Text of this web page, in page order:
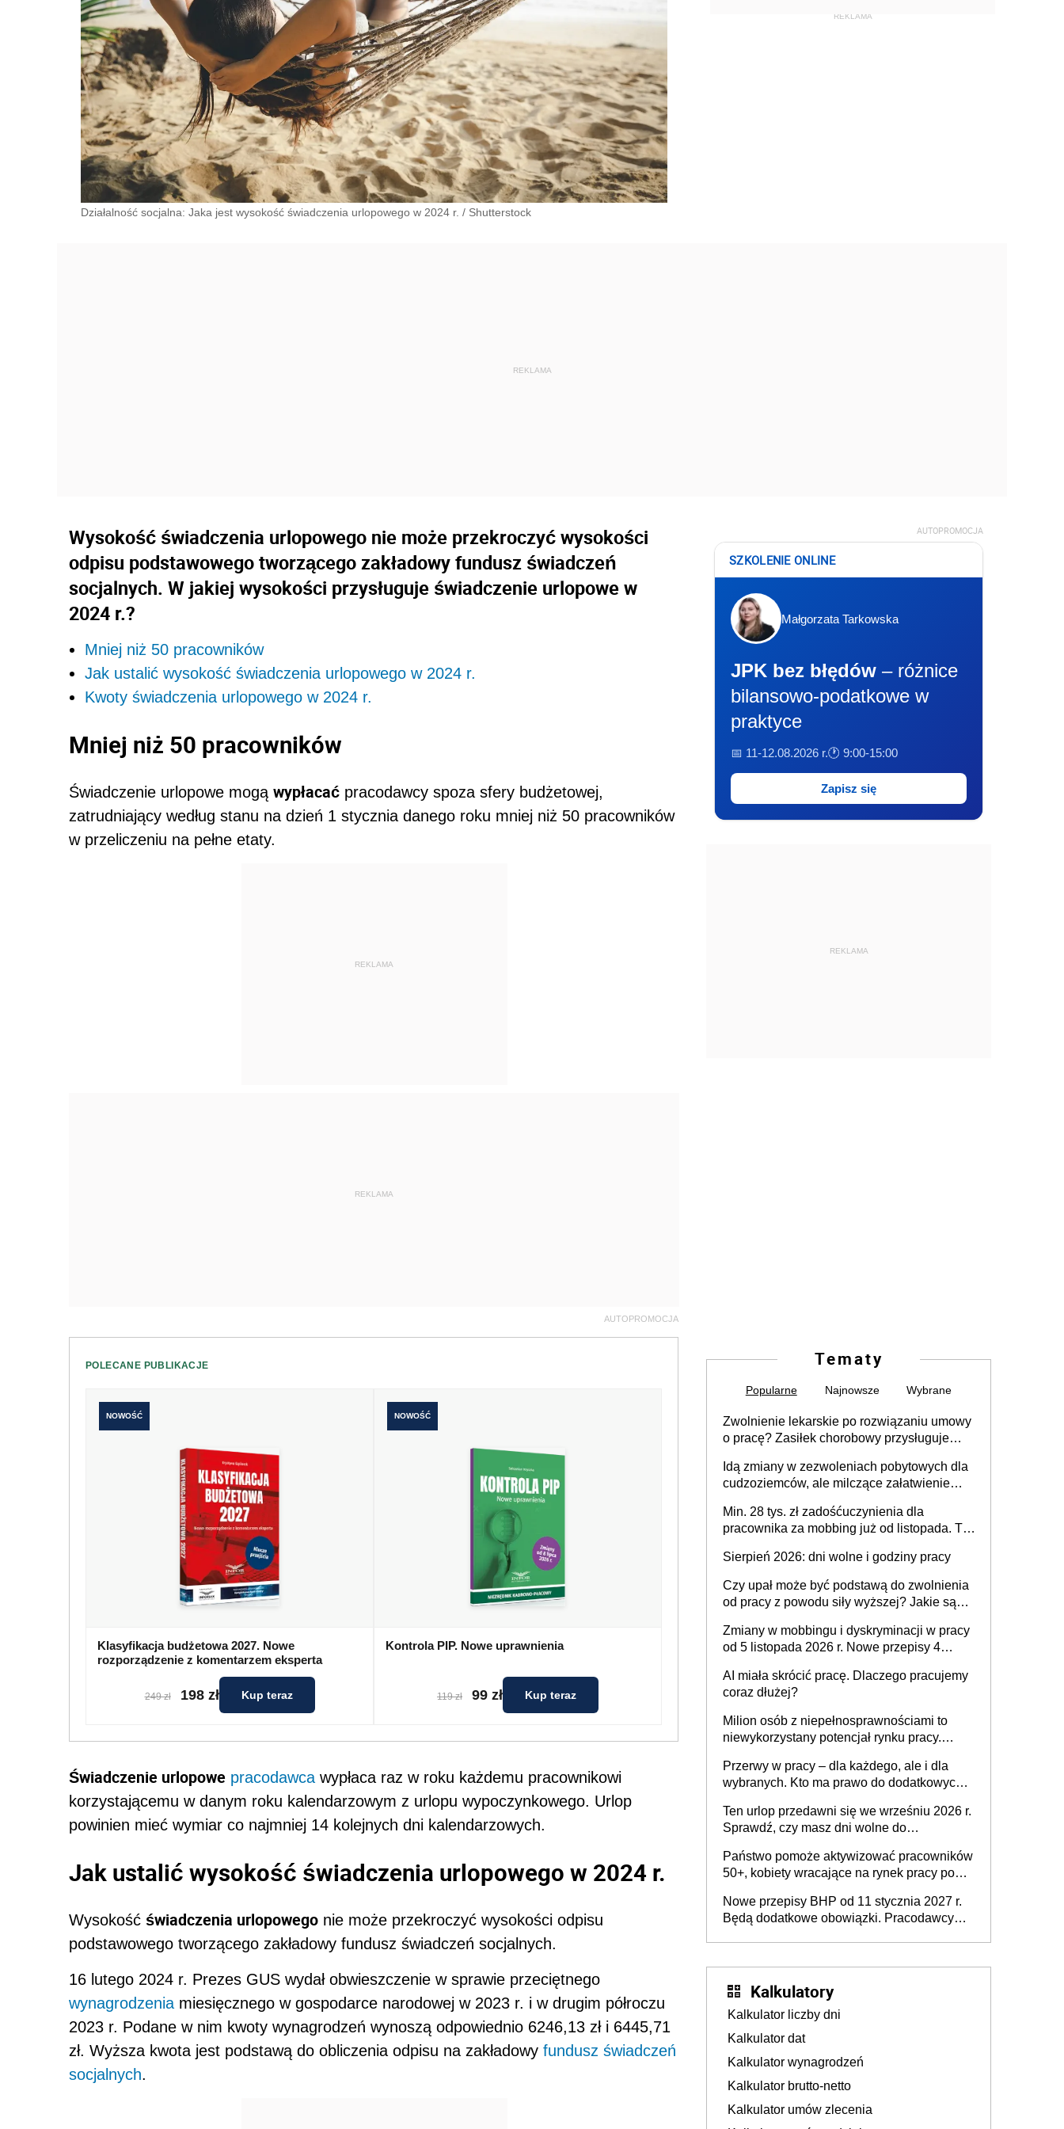
Działalność socjalna: Jaka jest wysokość świadczenia urlopowego w 2024 r. / Shutterstock
Wysokość świadczenia urlopowego nie może przekroczyć wysokości
odpisu podstawowego tworzącego zakładowy fundusz świadczeń
socjalnych. W jakiej wysokości przysługuje świadczenie urlopowe w
2024 r.?
Mniej niż 50 pracowników
Jak ustalić wysokość świadczenia urlopowego w 2024 r.
Kwoty świadczenia urlopowego w 2024 r.
Mniej niż 50 pracowników
Świadczenie urlopowe mogą wypłacać pracodawcy spoza sfery budżetowej,
zatrudniający według stanu na dzień 1 stycznia danego roku mniej niż 50 pracowników
w przeliczeniu na pełne etaty.
REKLAMA
REKLAMA
AUTOPROMOCJA
POLECANE PUBLIKACJE
NOWOŚĆ
Klasyfikacja budżetowa 2027. Nowe
rozporządzenie z komentarzem eksperta
249 zł 198 zł Kup teraz
NOWOŚĆ
Kontrola PIP. Nowe uprawnienia
119 zł 99 zł Kup teraz
Świadczenie urlopowe pracodawca wypłaca raz w roku każdemu pracownikowi
korzystającemu w danym roku kalendarzowym z urlopu wypoczynkowego. Urlop
powinien mieć wymiar co najmniej 14 kolejnych dni kalendarzowych.
Jak ustalić wysokość świadczenia urlopowego w 2024 r.
Wysokość świadczenia urlopowego nie może przekroczyć wysokości odpisu
podstawowego tworzącego zakładowy fundusz świadczeń socjalnych.
16 lutego 2024 r. Prezes GUS wydał obwieszczenie w sprawie przeciętnego
wynagrodzenia miesięcznego w gospodarce narodowej w 2023 r. i w drugim półroczu
2023 r. Podane w nim kwoty wynagrodzeń wynoszą odpowiednio 6246,13 zł i 6445,71
zł. Wyższa kwota jest podstawą do obliczenia odpisu na zakładowy fundusz świadczeń
socjalnych.
AUTOPROMOCJA
SZKOLENIE ONLINE
Małgorzata Tarkowska
JPK bez błędów – różnice
bilansowo-podatkowe w
praktyce
📅 11-12.08.2026 r.🕐 9:00-15:00
Zapisz się
REKLAMA
Tematy
Popularne Najnowsze Wybrane
Zwolnienie lekarskie po rozwiązaniu umowy
o pracę? Zasiłek chorobowy przysługuje
dni od ustania stosunku pracy
Idą zmiany w zezwoleniach pobytowych dla
cudzoziemców, ale milczące załatwienie
Min. 28 tys. zł zadośćuczynienia dla
pracownika za mobbing już od listopada. To
zespołu
Sierpień 2026: dni wolne i godziny pracy
Czy upał może być podstawą do zwolnienia
od pracy z powodu siły wyższej? Jakie są
Zmiany w mobbingu i dyskryminacji w pracy
od 5 listopada 2026 r. Nowe przepisy 4
Ustaw
AI miała skrócić pracę. Dlaczego pracujemy
coraz dłużej?
Milion osób z niepełnosprawnościami to
niewykorzystany potencjał rynku pracy.
dofinansowań czy refundacji, ale bariery po
stronie systemu i świadomości
pracodawców [WYWIAD]
Przerwy w pracy – dla każdego, ale i dla
wybranych. Kto ma prawo do dodatkowych
Ten urlop przedawni się we wrześniu 2026 r.
Sprawdź, czy masz dni wolne do
Państwo pomoże aktywizować pracowników
50+, kobiety wracające na rynek pracy po
osoby neuroatypowe. Powstanie Fundusz
na rzecz Inkluzywności w Zatrudnianiu?
Nowe przepisy BHP od 11 stycznia 2027 r.
Będą dodatkowe obowiązki. Pracodawcy
Kalkulatory
Kalkulator liczby dni
Kalkulator dat
Kalkulator wynagrodzeń
Kalkulator brutto-netto
Kalkulator umów zlecenia